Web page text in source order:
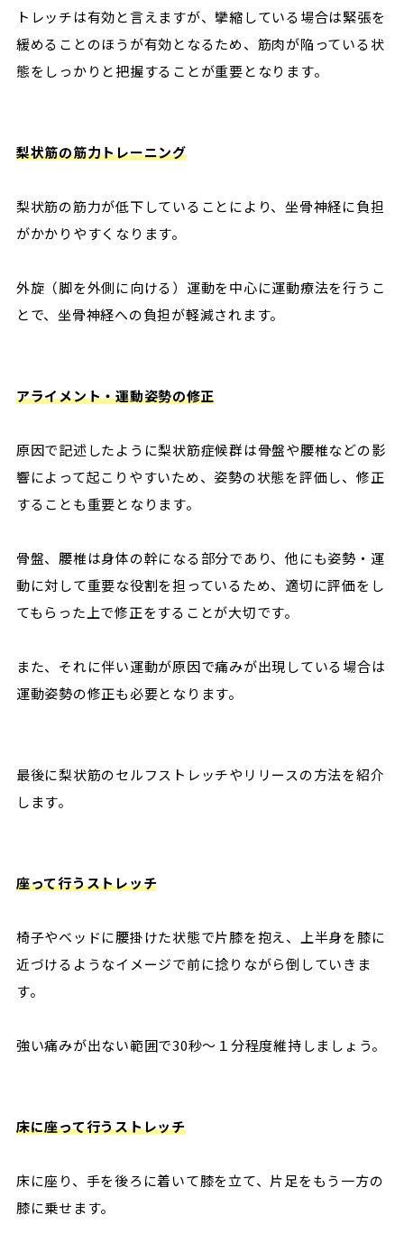
トレッチは有効と言えますが、攣縮している場合は緊張を
緩めることのほうが有効となるため、筋肉が陥っている状
態をしっかりと把握することが重要となります。
梨状筋の筋力トレーニング
梨状筋の筋力が低下していることにより、坐骨神経に負担
がかかりやすくなります。
外旋（脚を外側に向ける）運動を中心に運動療法を行うこ
とで、坐骨神経への負担が軽減されます。
アライメント・運動姿勢の修正
原因で記述したように梨状筋症候群は骨盤や腰椎などの影
響によって起こりやすいため、姿勢の状態を評価し、修正
することも重要となります。
骨盤、腰椎は身体の幹になる部分であり、他にも姿勢・運
動に対して重要な役割を担っているため、適切に評価をし
てもらった上で修正をすることが大切です。
また、それに伴い運動が原因で痛みが出現している場合は
運動姿勢の修正も必要となります。
最後に梨状筋のセルフストレッチやリリースの方法を紹介
します。
座って行うストレッチ
椅子やベッドに腰掛けた状態で片膝を抱え、上半身を膝に
近づけるようなイメージで前に捻りながら倒していきま
す。
強い痛みが出ない範囲で30秒～１分程度維持しましょう。
床に座って行うストレッチ
床に座り、手を後ろに着いて膝を立て、片足をもう一方の
膝に乗せます。